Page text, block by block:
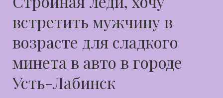
встретить мужчину в
возрасте для сладкого
минета в авто в городе
Усть-Лабинск